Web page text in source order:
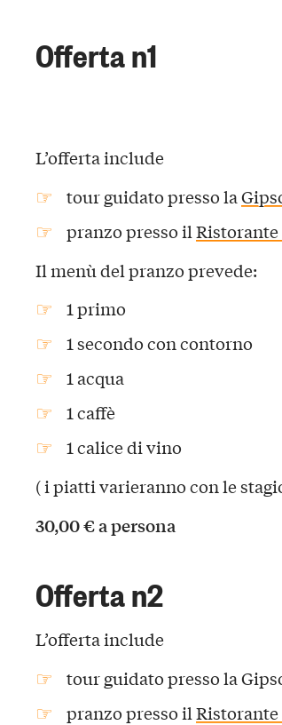
Offerta n1
L’offerta include
tour guidato presso la
pranzo presso il
Il menù del pranzo prevede:
1 primo
1 secondo con contorno
1 acqua
1 caffè
1 calice di vino
( i piatti varieranno con le
30,00 € a persona
Offerta n2
L’offerta include
tour guidato presso la
pranzo presso il